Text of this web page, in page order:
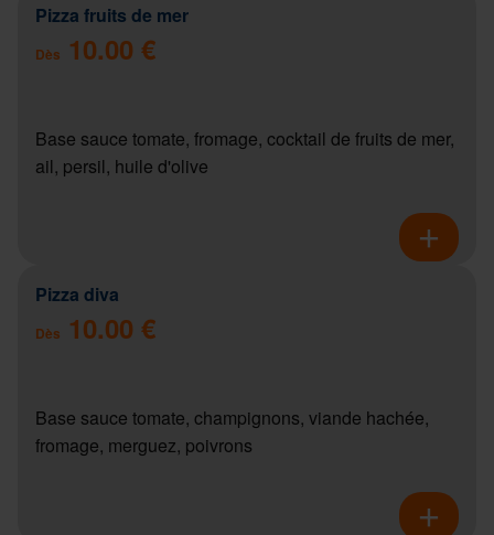
Pizza fruits de mer
Dès 10.00 €
Base sauce tomate, fromage, cocktail de fruits de mer,
ail, persil, huile d'olive
Pizza diva
Dès 10.00 €
Base sauce tomate, champignons, viande hachée,
fromage, merguez, poivrons